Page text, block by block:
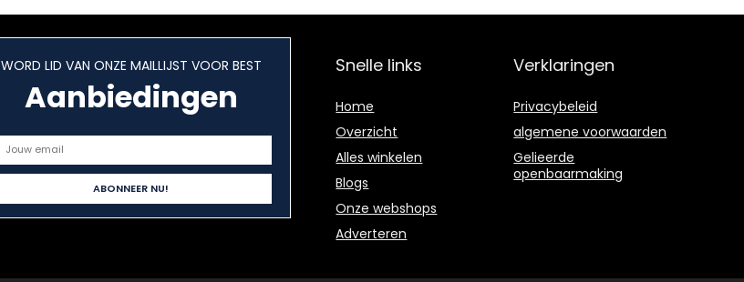
WORD LID VAN ONZE MAILLIJST VOOR BEST
Aanbiedingen
Snelle links
Home
Overzicht
Alles winkelen
Blogs
Onze webshops
Adverteren
Verklaringen
Privacybeleid
algemene voorwaarden
Gelieerde
openbaarmaking